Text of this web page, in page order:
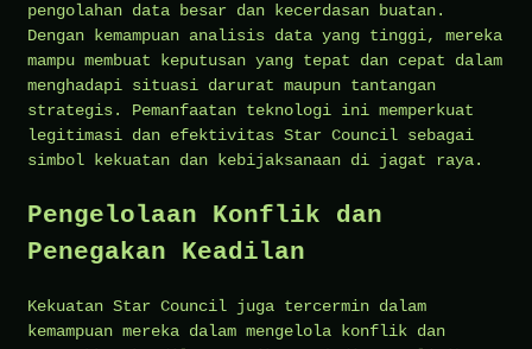
pengolahan data besar dan kecerdasan buatan.
Dengan kemampuan analisis data yang tinggi, mereka
mampu membuat keputusan yang tepat dan cepat dalam
menghadapi situasi darurat maupun tantangan
strategis. Pemanfaatan teknologi ini memperkuat
legitimasi dan efektivitas Star Council sebagai
simbol kekuatan dan kebijaksanaan di jagat raya.
Pengelolaan Konflik dan
Penegakan Keadilan
Kekuatan Star Council juga tercermin dalam
kemampuan mereka dalam mengelola konflik dan